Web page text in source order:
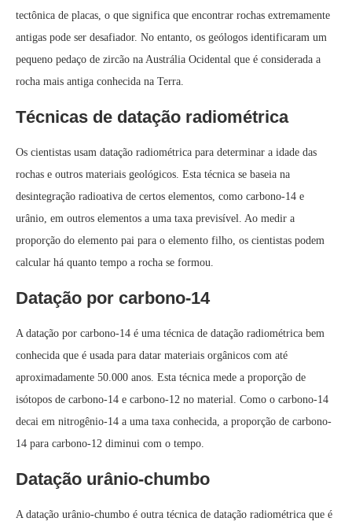
tectônica de placas, o que significa que encontrar rochas extremamente
antigas pode ser desafiador. No entanto, os geólogos identificaram um
pequeno pedaço de zircão na Austrália Ocidental que é considerada a
rocha mais antiga conhecida na Terra.
Técnicas de datação radiométrica
Os cientistas usam datação radiométrica para determinar a idade das
rochas e outros materiais geológicos. Esta técnica se baseia na
desintegração radioativa de certos elementos, como carbono-14 e
urânio, em outros elementos a uma taxa previsível. Ao medir a
proporção do elemento pai para o elemento filho, os cientistas podem
calcular há quanto tempo a rocha se formou.
Datação por carbono-14
A datação por carbono-14 é uma técnica de datação radiométrica bem
conhecida que é usada para datar materiais orgânicos com até
aproximadamente 50.000 anos. Esta técnica mede a proporção de
isótopos de carbono-14 e carbono-12 no material. Como o carbono-14
decai em nitrogênio-14 a uma taxa conhecida, a proporção de carbono-
14 para carbono-12 diminui com o tempo.
Datação urânio-chumbo
A datação urânio-chumbo é outra técnica de datação radiométrica que é